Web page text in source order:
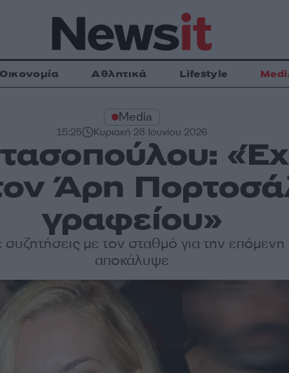
Οικονομία Αθλητικά Lifestyle
Media
15:25 Κυριακή 28 Ιουνίου 2026
Άρη
γραφείου»
συζητήσεις με τον σταθμό για την
αποκάλυψε